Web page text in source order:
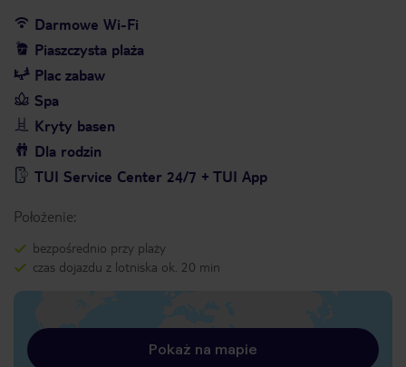
Darmowe Wi-Fi
Piaszczysta plaża
Plac zabaw
Spa
Kryty basen
Dla rodzin
TUI Service Center 24/7 + TUI App
Położenie:
bezpośrednio przy plaży
czas dojazdu z lotniska ok. 20 min
Pokaż na mapie